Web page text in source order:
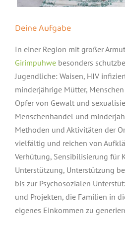
Deine Aufgabe
In einer Region mit großer
Girimpuhwebesonders
Jugendliche: Waisen, HIV
minderjährige Mütter,
Opfer von Gewalt und
Menschenhandel und
Methoden und Aktivitäten der
vielfältig und reichen von
Verhütung, Sensibilisierung für
Unterstützung, Unterstützung
bis zur Psychosozialen
und Projekten, die Familien in
eigenes Einkommen zu